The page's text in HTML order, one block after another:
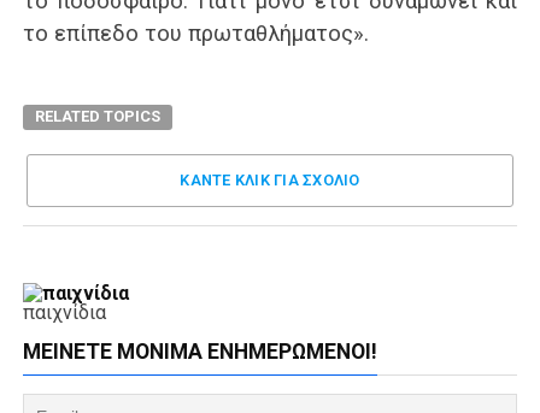
το επίπεδο του πρωταθλήματος».
RELATED TOPICS
ΚΑΝΤΕ ΚΛΊΚ ΓΙΑ ΣΧΌΛΙΟ
παιχνίδια
ΜΕΊΝΕΤΕ ΜΌΝΙΜΑ ΕΝΗΜΕΡΏΜΕΝΟΙ!